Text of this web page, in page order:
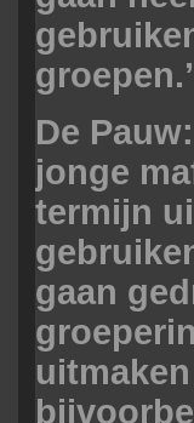
groepen.’
De
jonge
termijn
gaan